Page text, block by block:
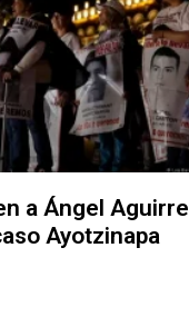
a Ángel Aguirre
Ayotzinapa